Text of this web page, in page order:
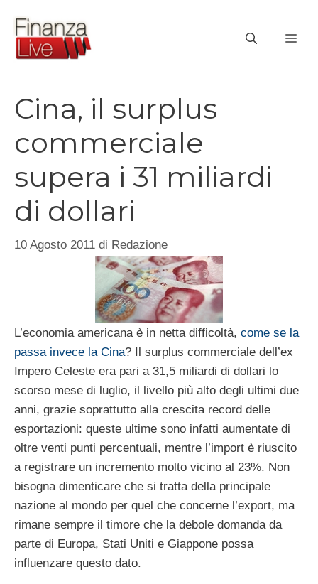
contenuto
Cina, il surplus
commerciale
supera i 31 miliardi
di dollari
10 Agosto 2011 di Redazione
L’economia americana è in netta difficoltà, come se la
passa invece la Cina? Il surplus commerciale dell’ex
Impero Celeste era pari a 31,5 miliardi di dollari lo
scorso mese di luglio, il livello più alto degli ultimi due
anni, grazie soprattutto alla crescita record delle
esportazioni: queste ultime sono infatti aumentate di
oltre venti punti percentuali, mentre l’import è riuscito
a registrare un incremento molto vicino al 23%. Non
bisogna dimenticare che si tratta della principale
nazione al mondo per quel che concerne l’export, ma
rimane sempre il timore che la debole domanda da
parte di Europa, Stati Uniti e Giappone possa
influenzare questo dato.